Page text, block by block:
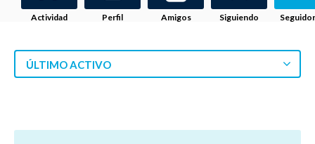
Actividad Perfil Amigos Siguiendo
ÚLTIMO ACTIVO